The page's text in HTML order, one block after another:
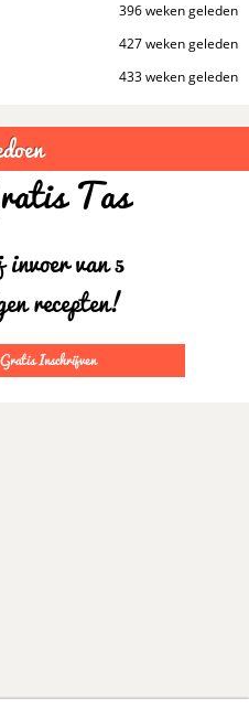
396 weken geleden
427 weken geleden
433 weken geleden
Tas
van 5
recepten!
Gratis Inschrijven